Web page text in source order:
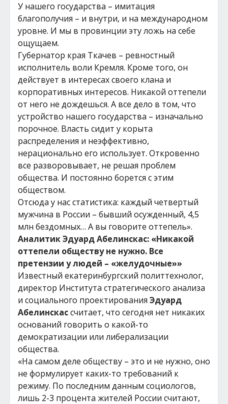
У нашего государства – имитация
благополучия – и внутри, и на международном
уровне. И мы в провинции эту ложь на себе
ощущаем.
Губернатор края Ткачев – ревностный
исполнитель воли Кремля. Кроме того, он
действует в интересах своего клана и
корпоративных интересов. Никакой оттепели
от него не дождешься. А все дело в том, что
устройство нашего государства – изначально
порочное. Власть сидит у корыта
распределения и неэффективно,
нерационально его использует. Откровенно
все разворовывает, не решая проблем
общества. И постоянно борется с этим
обществом.
Отсюда у нас статистика: каждый четвертый
мужчина в России – бывший осужденный, 4,5
млн бездомных… А вы говорите оттепель».
Аналитик Эдуард Абелинскас: «Никакой
оттепели обществу не нужно. Все
претензии у людей – «желудочные»»
Известный екатеринбургский политтехнолог,
директор Института стратегического анализа
и социального проектированияЭдуард
Абелинскассчитает, что сегодня нет никаких
оснований говорить о какой-то
демократизации или либерализации
общества.
«На самом деле обществу – это и не нужно, оно
не формулирует каких-то требований к
режиму. По последним данным социологов,
лишь 2-3 процента жителей России считают,